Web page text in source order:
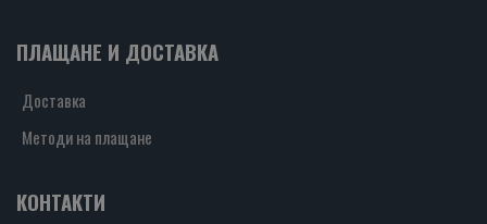
ПЛАЩАНЕ И ДОСТАВКА
Доставка
Методи на плащане
КОНТАКТИ